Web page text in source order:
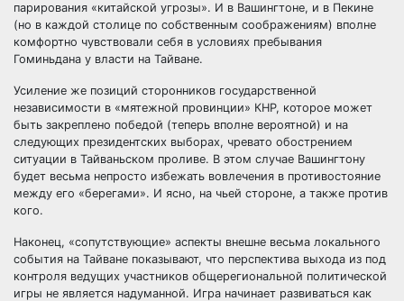
парирования «китайской угрозы». И в Вашингтоне, и в Пекине
(но в каждой столице по собственным соображениям) вполне
комфортно чувствовали себя в условиях пребывания
Гоминьдана у власти на Тайване.
Усиление же позиций сторонников государственной
независимости в «мятежной провинции» КНР, которое может
быть закреплено победой (теперь вполне вероятной) и на
следующих президентских выборах, чревато обострением
ситуации в Тайваньском проливе. В этом случае Вашингтону
будет весьма непросто избежать вовлечения в противостояние
между его «берегами». И ясно, на чьей стороне, а также против
кого.
Наконец, «сопутствующие» аспекты внешне весьма локального
события на Тайване показывают, что перспектива выхода из под
контроля ведущих участников общерегиональной политической
игры не является надуманной. Игра начинает развиваться как